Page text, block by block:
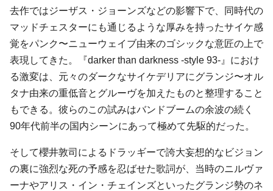
去作ではジーザス・ジョーンズなどの影響下で、同時代の
マッドチェスターにも通じるような厚みを持ったサイケ感
覚をパンク〜ニューウェイブ由来のゴシックな意匠の上で
表現してきた。『darker than darkness -style 93-』におけ
る激変は、元々のダークなサイケデリアにグランジ〜オル
タナ由来の重低音とグルーヴを加えたものと整理すること
もできる。彼らのこの試みはバンドブームの余波の続く
90年代前半の国内シーンにあって極めて先駆的だった。
そして櫻井敦司によるドラッギーで誇大妄想的なビジョン
の裏に強烈な死の予感を忍ばせた歌詞が、当時のニルヴァ
ーナやアリス・イン・チェインズといったグランジ勢のネ